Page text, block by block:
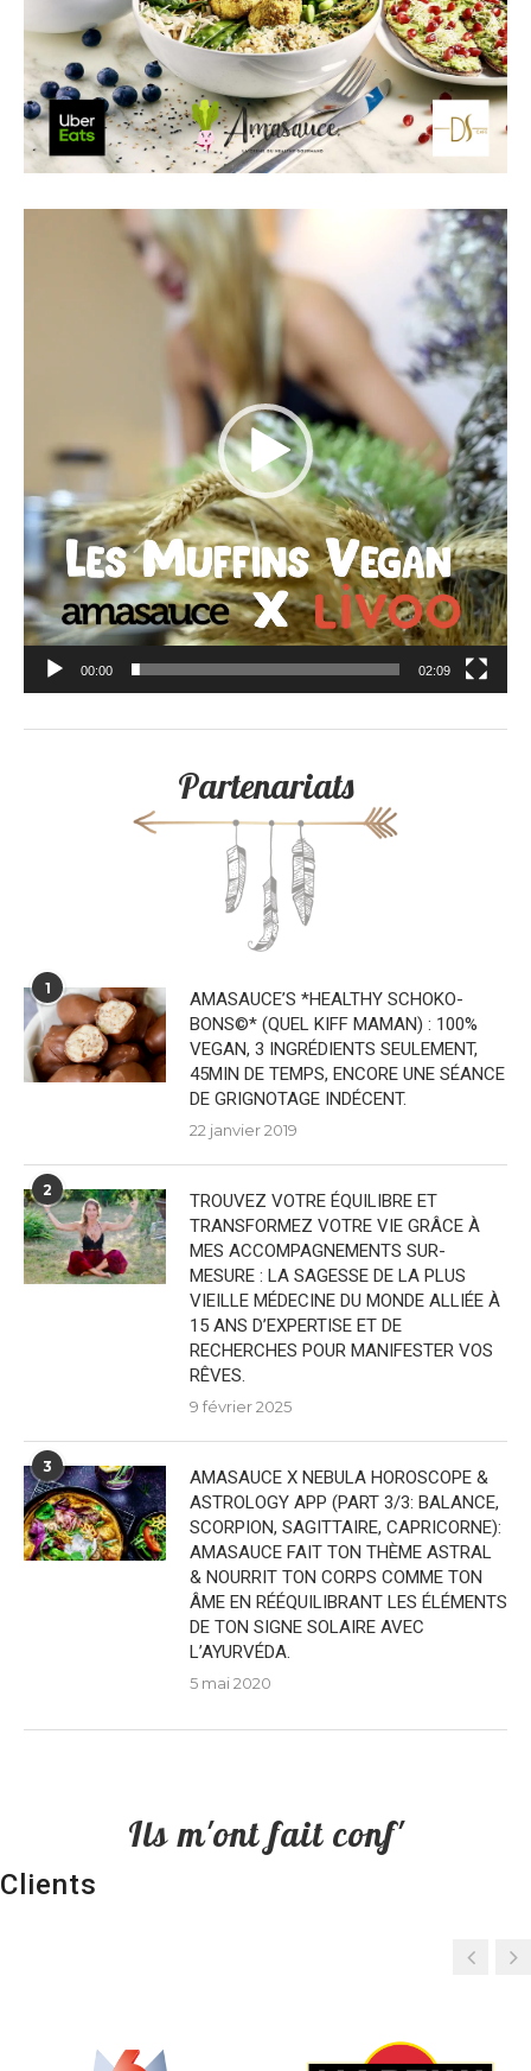
00:00 02:09
Partenariats
1
AMASAUCE’S *HEALTHY SCHOKO-
BONS©* (QUEL KIFF MAMAN) : 100%
VEGAN, 3 INGRÉDIENTS SEULEMENT,
45MIN DE TEMPS, ENCORE UNE SÉANCE
DE GRIGNOTAGE INDÉCENT.
22 janvier 2019
2
TROUVEZ VOTRE ÉQUILIBRE ET
TRANSFORMEZ VOTRE VIE GRÂCE À
MES ACCOMPAGNEMENTS SUR-
MESURE : LA SAGESSE DE LA PLUS
VIEILLE MÉDECINE DU MONDE ALLIÉE À
15 ANS D’EXPERTISE ET DE
RECHERCHES POUR MANIFESTER VOS
RÊVES.
9 février 2025
3
AMASAUCE X NEBULA HOROSCOPE &
ASTROLOGY APP (PART 3/3: BALANCE,
SCORPION, SAGITTAIRE, CAPRICORNE):
AMASAUCE FAIT TON THÈME ASTRAL
& NOURRIT TON CORPS COMME TON
ÂME EN RÉÉQUILIBRANT LES ÉLÉMENTS
DE TON SIGNE SOLAIRE AVEC
L’AYURVÉDA.
5 mai 2020
Ils m'ont fait conf'
Clients